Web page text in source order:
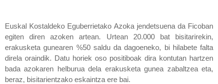
Euskal Kostaldeko Eguberrietako Azoka jendetsuena da Ficoban
egiten diren azoken artean. Urtean 20.000 bat bisitarirekin,
erakusketa gunearen %50 saldu da dagoeneko, bi hilabete falta
direla oraindik. Datu horiek oso positiboak dira kontutan hartzen
bada azokaren helburua dela erakusketa gunea zabaltzea eta,
beraz, bisitarientzako eskaintza ere bai.